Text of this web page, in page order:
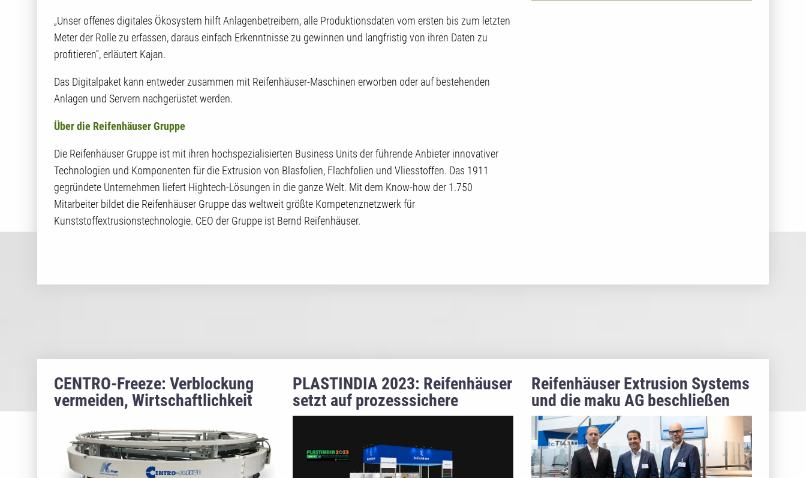
„Unser offenes digitales Ökosystem hilft Anlagenbetreibern, alle Produktionsdaten vom ersten bis zum letzten
Meter der Rolle zu erfassen, daraus einfach Erkenntnisse zu gewinnen und langfristig von ihren Daten zu
profitieren“, erläutert Kajan.
Das Digitalpaket kann entweder zusammen mit Reifenhäuser-Maschinen erworben oder auf bestehenden
Anlagen und Servern nachgerüstet werden.
Über die Reifenhäuser Gruppe
Die Reifenhäuser Gruppe ist mit ihren hochspezialisierten Business Units der führende Anbieter innovativer
Technologien und Komponenten für die Extrusion von Blasfolien, Flachfolien und Vliesstoffen. Das 1911
gegründete Unternehmen liefert Hightech-Lösungen in die ganze Welt. Mit dem Know-how der 1.750
Mitarbeiter bildet die Reifenhäuser Gruppe das weltweit größte Kompetenznetzwerk für
Kunststoffextrusionstechnologie. CEO der Gruppe ist Bernd Reifenhäuser.
CENTRO-Freeze: Verblockung
vermeiden, Wirtschaftlichkeit
PLASTINDIA 2023: Reifenhäuser
setzt auf prozesssichere
Rezyklatverarbeitung und
Folienproduktion
Reifenhäuser Extrusion Systems
und die maku AG beschließen
strategische Partnerschaft für
Automatisierungssystem im
Bereich Breitschlitzdüsen und
Coextrusionsadapter